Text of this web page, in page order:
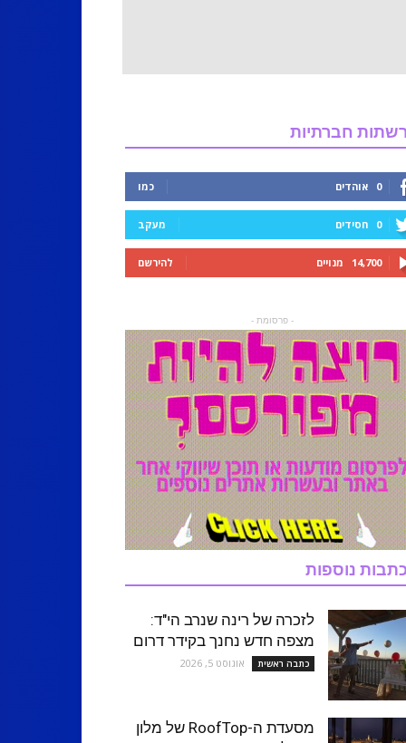
חברתיות
0 אוהדים כמו
0 חסידים מעקב
14,700 מנויים להירשם
- פרסומת -
נוספות
לזכרה של רינה שנרב הי"ד:
מצפה חדש נחנך בקידר דרום
כתבה ראשית אוגוסט 5, 2026
מסעדת ה-RoofTop של מלון